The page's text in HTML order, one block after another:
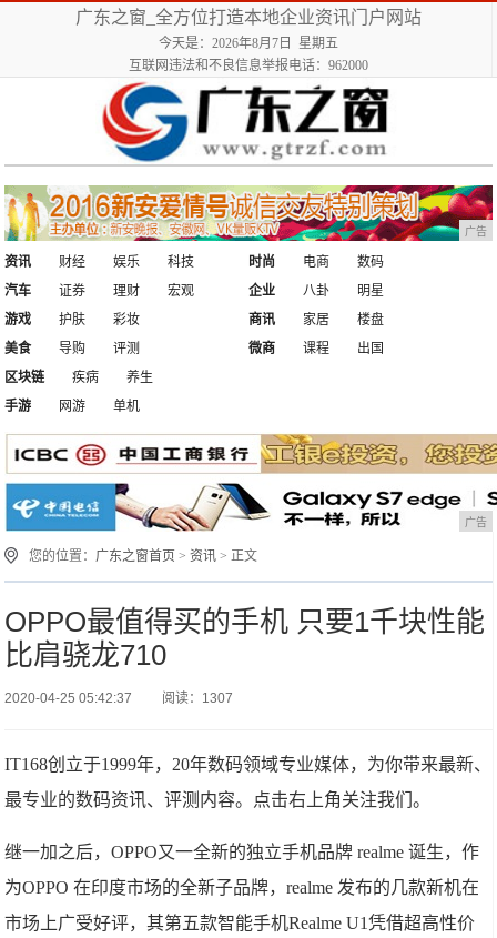
广东之窗_全方位打造本地企业资讯门户网站
今天是：2026年8月7日 星期五
互联网违法和不良信息举报电话：962000
广告
资讯 财经 娱乐
科技
汽车
证券 理财 宏观
时尚 电商
数码
企业
八卦
明星
游戏
护肤
彩妆
美食
导购 评测
商讯 家居
楼盘
微商
课程
出国
区块链
疾病
养生
手游
网游 单机
广告
您的位置： 广东之窗首页 >资讯 > 正文
OPPO最值得买的手机 只要1千块性能
比肩骁龙710
2020-04-25 05:42:37 阅读：1307
IT168创立于1999年，20年数码领域专业媒体，为你带来最新、
最专业的数码资讯、评测内容。点击右上角关注我们。
继一加之后，OPPO又一全新的独立手机品牌 realme 诞生，作
为OPPO 在印度市场的全新子品牌，realme 发布的几款新机在
市场上广受好评，其第五款智能手机Realme U1凭借超高性价